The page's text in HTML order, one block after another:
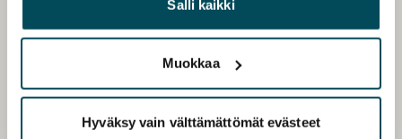
heille tai joita on kerätty, kun olet käyttänyt heidän
palvelujaan.
Salli kaikki
Muokkaa
Hyväksy vain välttämättömät evästeet